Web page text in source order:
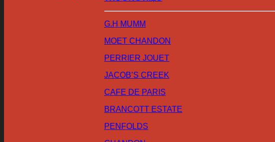
G.H MUMM
MOET CHANDON
PERRIER JOUET
JACOB’S CREEK
CAFE DE PARIS
BRANCOTT ESTATE
PENFOLDS